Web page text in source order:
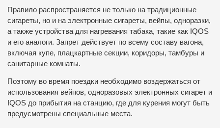
Правило распространяется не только на традиционные
сигареты, но и на электронные сигареты, вейпы, одноразки,
а также устройства для нагревания табака, такие как IQOS
и его аналоги. Запрет действует по всему составу вагона,
включая купе, плацкартные секции, коридоры, тамбуры и
санитарные комнаты.
Поэтому во время поездки необходимо воздержаться от
использования вейпов, одноразовых электронных сигарет и
IQOS до прибытия на станцию, где для курения могут быть
предусмотрены специальные места.